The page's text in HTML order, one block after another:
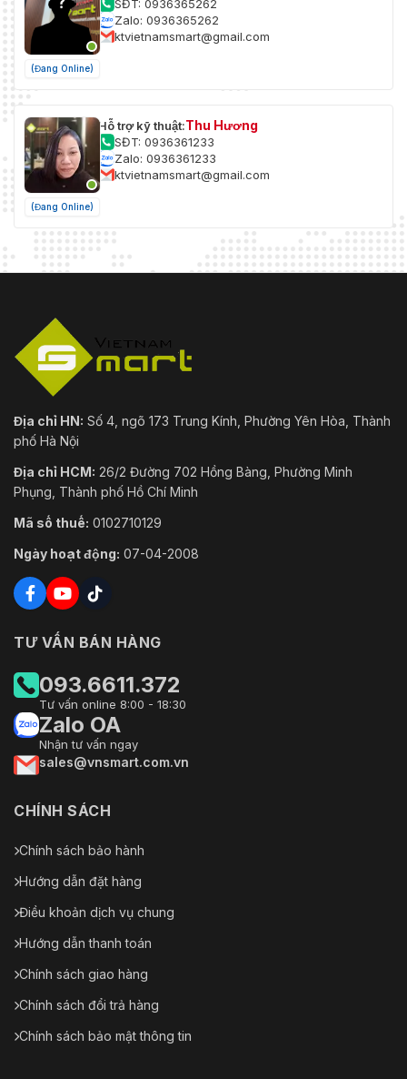
(Đang Online)
SĐT: 0936365262
Zalo: 0936365262
ktvietnamsmart@gmail.com
(Đang Online)
Hỗ trợ kỹ thuật:Thu Hương
SĐT: 0936361233
Zalo: 0936361233
ktvietnamsmart@gmail.com
Địa chỉ HN: Số 4, ngõ 173 Trung Kính, Phường Yên Hòa, Thành
phố Hà Nội
Địa chỉ HCM: 26/2 Đường 702 Hồng Bàng, Phường Minh
Phụng, Thành phố Hồ Chí Minh
Mã số thuế: 0102710129
Ngày hoạt động: 07-04-2008
TƯ VẤN BÁN HÀNG
093.6611.372
Tư vấn online 8:00 - 18:30
Zalo OA
Nhận tư vấn ngay
sales@vnsmart.com.vn
CHÍNH SÁCH
Chính sách bảo hành
Hướng dẫn đặt hàng
Điều khoản dịch vụ chung
Hướng dẫn thanh toán
Chính sách giao hàng
Chính sách đổi trả hàng
Chính sách bảo mật thông tin